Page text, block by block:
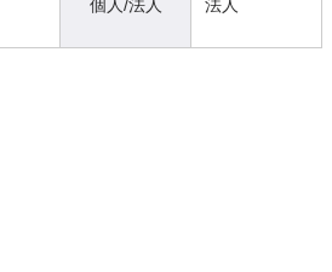
個人/法人 法人